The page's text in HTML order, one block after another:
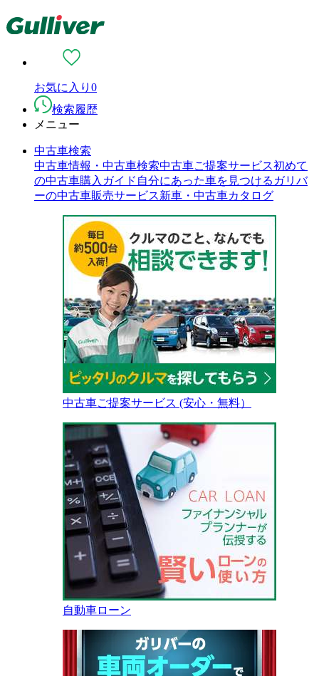
お気に入り 0
検索履歴
メニュー
中古車検索
中古車情報・中古車検索中古車ご提案サービス初めて
の中古車購入ガイド 自分にあった車を見つける ガリバ
ーの中古車販売サービス新車・中古車カタログ
中古車ご提案サービス (安心・無料）
自動車ローン